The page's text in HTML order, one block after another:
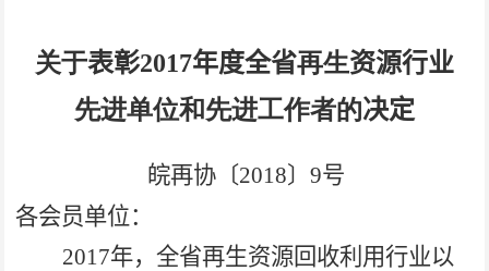
关于表彰2017年度全省再生资源行业
先进单位和先进工作者的决定
皖再协〔2018〕9号
各会员单位：
2017年，全省再生资源回收利用行业以